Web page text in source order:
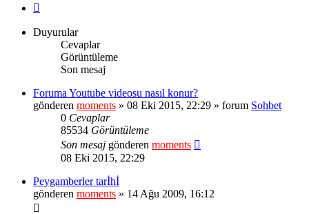
Duyurular
Cevaplar
Görüntüleme
Son mesaj
Foruma Youtube videosu nasıl konur?
gönderen moments » 08 Eki 2015, 22:29 » forum Sohbet
0 Cevaplar
85534 Görüntüleme
Son mesaj gönderen moments
08 Eki 2015, 22:29
Peygamberler tarİhİ
gönderen moments » 14 Ağu 2009, 16:12